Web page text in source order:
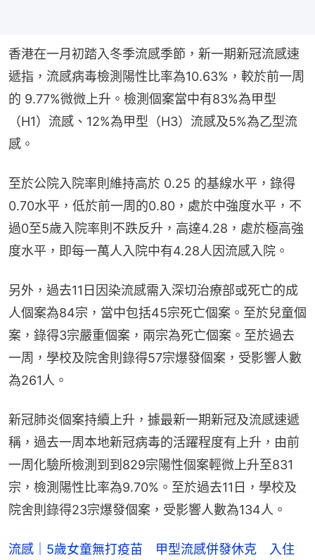
香港在一月初踏入冬季流感季節，新一期新冠流感速
遞指，流感病毒檢測陽性比率為10.63%，較於前一周
的 9.77%微微上升。檢測個案當中有83%為甲型
（H1）流感、12%為甲型（H3）流感及5%為乙型流
感。
至於公院入院率則維持高於 0.25 的基線水平，錄得
0.70水平，低於前一周的0.80，處於中強度水平，不
過0至5歲入院率則不跌反升，高達4.28，處於極高強
度水平，即每一萬人入院中有4.28人因流感入院。
另外，過去11日因染流感需入深切治療部或死亡的成
人個案為84宗，當中包括45宗死亡個案。至於兒童個
案，錄得3宗嚴重個案，兩宗為死亡個案。至於過去
一周，學校及院舍則錄得57宗爆發個案，受影響人數
為261人。
新冠肺炎個案持續上升，據最新一期新冠及流感速遞
稱，過去一周本地新冠病毒的活躍程度有上升，由前
一周化驗所檢測到到829宗陽性個案輕微上升至831
宗，檢測陽性比率為9.70%。至於過去11日，學校及
院舍則錄得23宗爆發個案，受影響人數為134人。
流感｜5歲女童無打疫苗 甲型流感併發休克 入住